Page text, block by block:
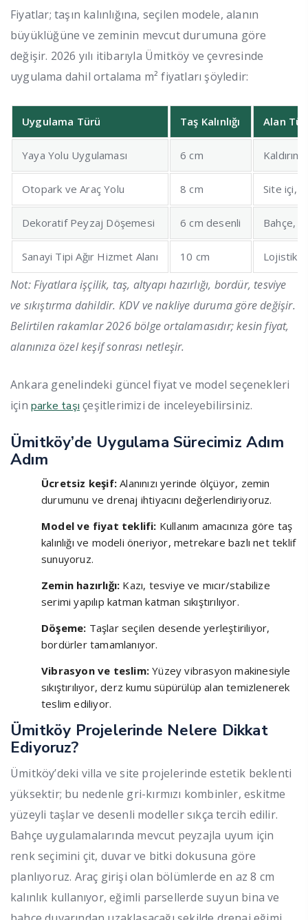
Fiyatlar; taşın kalınlığına, seçilen modele, alanın
büyüklüğüne ve zeminin mevcut durumuna göre
değişir. 2026 yılı itibarıyla Ümitköy ve çevresinde
uygulama dahil ortalama m² fiyatları şöyledir:
Uygulama Türü Taş Kalınlığı Alan
Yaya Yolu Uygulaması 6 cm
Otopark ve Araç Yolu 8 cm Site içi,
Dekoratif Peyzaj Döşemesi 6 cm desenli Bahçe,
Sanayi Tipi Ağır Hizmet Alanı 10 cm Lojistik
Not: Fiyatlara işçilik, taş, altyapı hazırlığı, bordür, tesviye
ve sıkıştırma dahildir. KDV ve nakliye duruma göre değişir.
Belirtilen rakamlar 2026 bölge ortalamasıdır; kesin fiyat,
alanınıza özel keşif sonrası netleşir.
Ankara genelindeki güncel fiyat ve model seçenekleri
için parke taşı çeşitlerimizi de inceleyebilirsiniz.
Ümitköy’de Uygulama Sürecimiz Adım
Adım
Ücretsiz keşif: Alanınızı yerinde ölçüyor, zemin
durumunu ve drenaj ihtiyacını değerlendiriyoruz.
Model ve fiyat teklifi: Kullanım amacınıza göre taş
kalınlığı ve modeli öneriyor, metrekare bazlı net teklif
sunuyoruz.
Zemin hazırlığı: Kazı, tesviye ve mıcır/stabilize
serimi yapılıp katman katman sıkıştırılıyor.
Döşeme: Taşlar seçilen desende yerleştiriliyor,
bordürler tamamlanıyor.
Vibrasyon ve teslim: Yüzey vibrasyon makinesiyle
sıkıştırılıyor, derz kumu süpürülüp alan temizlenerek
teslim ediliyor.
Ümitköy Projelerinde Nelere Dikkat
Ediyoruz?
Ümitköy’deki villa ve site projelerinde estetik beklenti
yüksektir; bu nedenle gri-kırmızı kombinler, eskitme
yüzeyli taşlar ve desenli modeller sıkça tercih edilir.
Bahçe uygulamalarında mevcut peyzajla uyum için
renk seçimini çit, duvar ve bitki dokusuna göre
planlıyoruz. Araç girişi olan bölümlerde en az 8 cm
kalınlık kullanıyor, eğimli parsellerde suyun bina ve